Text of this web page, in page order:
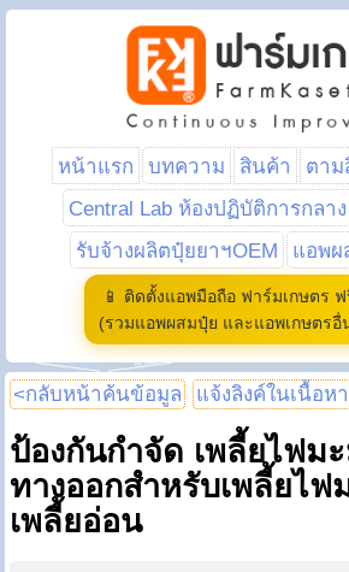
หน้าแรก บทความ สินค้า ตาม
Central Lab ห้องปฏิบัติการกลาง
รับจ้างผลิตปุ๋ยยาฯOEM
แอพผ
📱 ติดตั้งแอพมือถือ ฟาร์มเกษตร
(รวมแอพผสมปุ๋ย และแอพเกษตรอื่
<กลับหน้าค้นข้อมูล แจ้งลิงค์ในเนื้อห
ป้องกันกำจัด เพลี้ยไฟม
ทางออกสำหรับเพลี้ยไฟ
เพลี้ยอ่อน